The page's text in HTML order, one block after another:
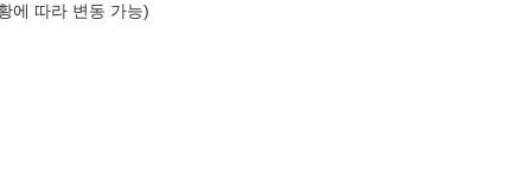
에 따라 변동 가능)